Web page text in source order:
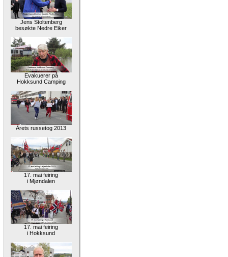
Jens Stoltenberg
besøkte Nedre Eiker
Evakuerer på
Hokksund Camping
Årets russetog 2013
17. mai feiring
i Mjøndalen
17. mai feiring
i Hokksund